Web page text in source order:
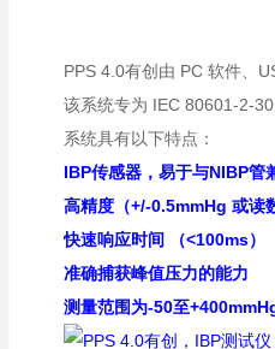
PPS 4.0有创由 PC 软件、
该系统专为 IEC 80601-2-
系统具有以下特点：
IBP传感器，易于与NIBP管
高精度（+/-0.5mmHg 或读
快速响应时间 （<100ms）
准确捕获峰值压力的能力
测量范围为-50至